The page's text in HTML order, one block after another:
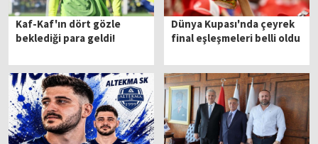
Kaf-Kaf'ın dört gözle
beklediği para geldi!
Dünya Kupası'nda çeyrek
final eşleşmeleri belli oldu